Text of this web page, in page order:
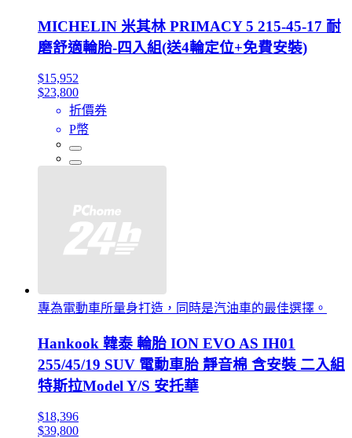
MICHELIN 米其林 PRIMACY 5 215-45-17 耐
磨舒適輪胎-四入組(送4輪定位+免費安裝)
$15,952
$23,800
折價券
P幣
專為電動車所量身打造，同時是汽油車的最佳選擇。
Hankook 韓泰 輪胎 ION EVO AS IH01
255/45/19 SUV 電動車胎 靜音棉 含安裝 二入組
特斯拉Model Y/S 安托華
$18,396
$39,800